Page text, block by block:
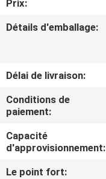
D'USINE
DE
QUALITÉ
CONTACTEZ-
NOUS
Prix:
Détails d'emballage:
Délai de livraison:
Conditions de
paiement:
Capacité
d'approvisionnement:
Le point fort: